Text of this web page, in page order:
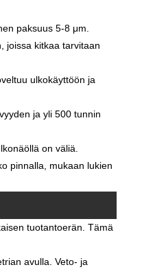
paksuus 5-8 μm.
joissa kitkaa tarvitaan
ulkokäyttöön ja
ja yli 500 tunnin
on väliä.
pinnalla, mukaan lukien
tuotantoerän. Tämä
avulla. Veto- ja